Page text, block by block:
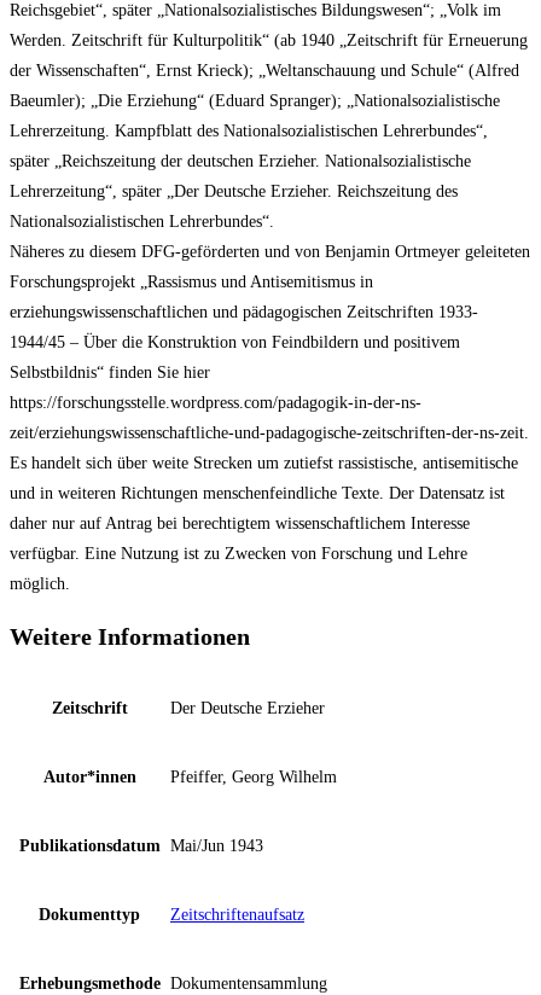
Reichsgebiet“, später „Nationalsozialistisches Bildungswesen“; „Volk im
Werden. Zeitschrift für Kulturpolitik“ (ab 1940 „Zeitschrift für Erneuerung
der Wissenschaften“, Ernst Krieck); „Weltanschauung und Schule“ (Alfred
Baeumler); „Die Erziehung“ (Eduard Spranger); „Nationalsozialistische
Lehrerzeitung. Kampfblatt des Nationalsozialistischen Lehrerbundes“,
später „Reichszeitung der deutschen Erzieher. Nationalsozialistische
Lehrerzeitung“, später „Der Deutsche Erzieher. Reichszeitung des
Nationalsozialistischen Lehrerbundes“.
Näheres zu diesem DFG-geförderten und von Benjamin Ortmeyer geleiteten
Forschungsprojekt „Rassismus und Antisemitismus in
erziehungswissenschaftlichen und pädagogischen Zeitschriften 1933-
1944/45 – Über die Konstruktion von Feindbildern und positivem
Selbstbildnis“ finden Sie hier
https://forschungsstelle.wordpress.com/padagogik-in-der-ns-
zeit/erziehungswissenschaftliche-und-padagogische-zeitschriften-der-ns-zeit.
Es handelt sich über weite Strecken um zutiefst rassistische, antisemitische
und in weiteren Richtungen menschenfeindliche Texte. Der Datensatz ist
daher nur auf Antrag bei berechtigtem wissenschaftlichem Interesse
verfügbar. Eine Nutzung ist zu Zwecken von Forschung und Lehre
möglich.
Weitere Informationen
Zeitschrift Der Deutsche Erzieher
Autor*innen Pfeiffer, Georg Wilhelm
Publikationsdatum Mai/Jun 1943
Dokumenttyp Zeitschriftenaufsatz
Erhebungsmethode Dokumentensammlung